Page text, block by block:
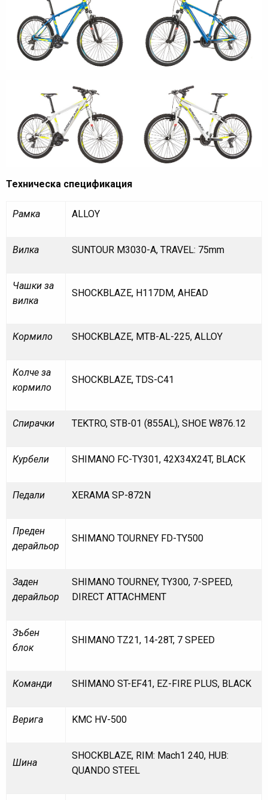
Техническа спецификация
Рамка ALLOY
Вилка SUNTOUR M3030-A, TRAVEL: 75mm
Чашки за
вилка
SHOCKBLAZE, H117DM, AHEAD
Кормило SHOCKBLAZE, MTB-AL-225, ALLOY
Колче за
кормило
SHOCKBLAZE, TDS-C41
Спирачки TEKTRO, STB-01 (855AL), SHOE W876.12
Курбели SHIMANO FC-TY301, 42X34X24T, BLACK
Педали XERAMA SP-872N
Преден
дерайльор
SHIMANO TOURNEY FD-TY500
Заден
дерайльор
SHIMANO TOURNEY, TY300, 7-SPEED,
DIRECT ATTACHMENT
Зъбен
блок
SHIMANO TZ21, 14-28T, 7 SPEED
Команди SHIMANO ST-EF41, EZ-FIRE PLUS, BLACK
Верига KMC HV-500
Шина
SHOCKBLAZE, RIM: Mach1 240, HUB:
QUANDO STEEL